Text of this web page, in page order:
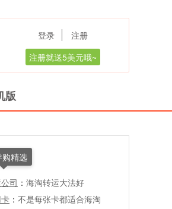
登录
注册
注册就送5美元哦~
版
精选
司 ： 海淘转运大法好
卡 ： 不是每张卡都适合海淘